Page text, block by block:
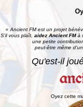
« Ancient FM est un projet
S'il vous plaît, aidez Ancient FMà
une petite
peut-être même
Qu'est-il
Oyez cette